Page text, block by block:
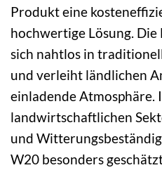
Produkt eine
hochwertige Lösung.
sich nahtlos in
und verleiht ländlichen
einladende Atmosphäre.
landwirtschaftlichen
und
W20 besonders